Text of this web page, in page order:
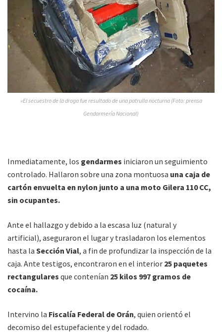
»El secuestro de la droga fue resultado de una patrulla nocturna (Foto: prensa
Gendarmería Nacional)
Inmediatamente, los gendarmes iniciaron un seguimiento
controlado. Hallaron sobre una zona montuosa una caja de
cartón envuelta en nylon junto a una moto Gilera 110 CC,
sin ocupantes.
Ante el hallazgo y debido a la escasa luz (natural y
artificial), aseguraron el lugar y trasladaron los elementos
hasta la Sección Vial, a fin de profundizar la inspección de la
caja. Ante testigos, encontraron en el interior 25 paquetes
rectangulares que contenían 25 kilos 997 gramos de
cocaína.
Intervino la Fiscalía Federal de Orán, quien orientó el
decomiso del estupefaciente y del rodado.